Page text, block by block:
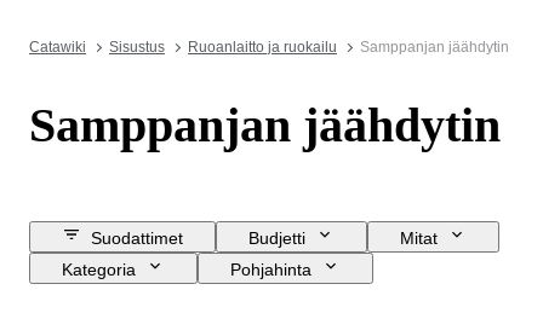
Catawiki Sisustus Ruoanlaitto ja ruokailu Samppanjan jäähdytin
Samppanjan jäähdytin
Suodattimet Budjetti
Mitat
Kategoria
Pohjahinta